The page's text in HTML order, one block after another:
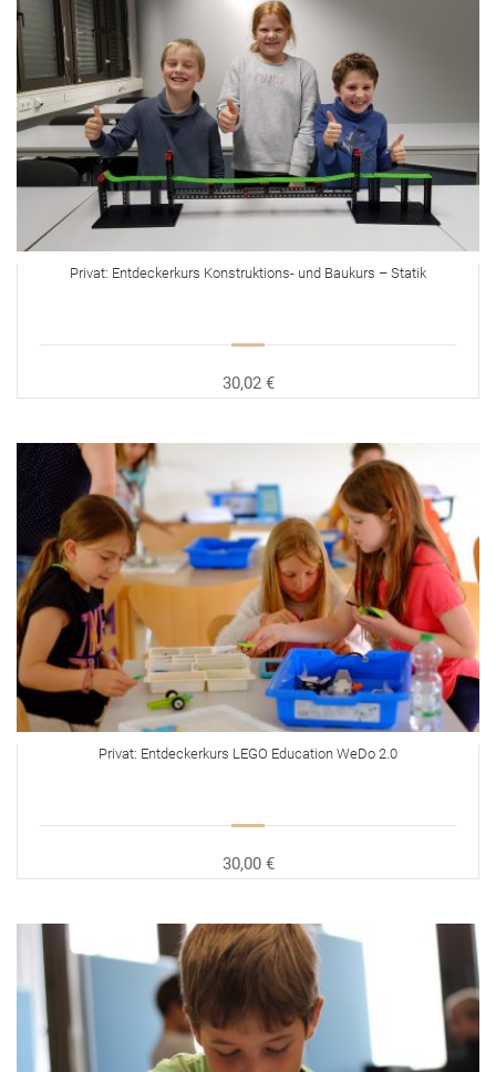
Privat: Entdeckerkurs Konstruktions- und Baukurs – Statik
30,02 €
Privat: Entdeckerkurs LEGO Education WeDo 2.0
30,00 €